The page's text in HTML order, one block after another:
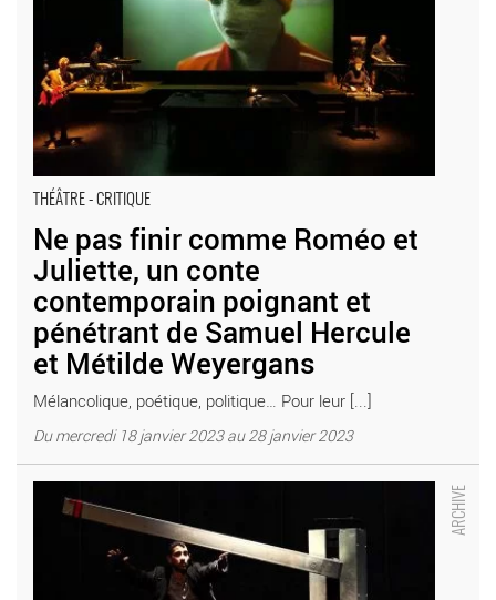
THÉÂTRE - CRITIQUE
Ne pas finir comme Roméo et
Juliette, un conte
contemporain poignant et
pénétrant de Samuel Hercule
et Métilde Weyergans
Mélancolique, poétique, politique… Pour leur [...]
Du mercredi 18 janvier 2023 au 28 janvier 2023
Aventures d’Hektor - Critique sortie Théâtre Paris Le Monfort